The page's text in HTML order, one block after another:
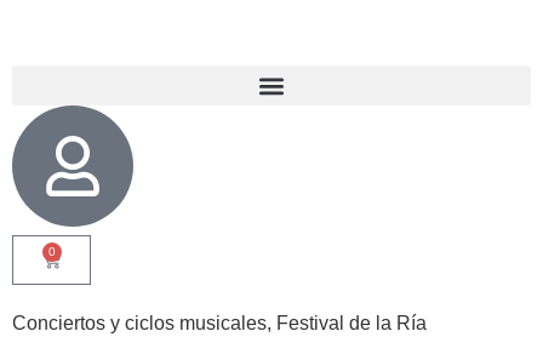
0
Conciertos y ciclos musicales, Festival de la Ría